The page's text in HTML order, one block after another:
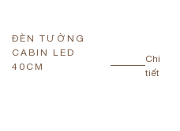
ĐÈN TƯỜNG
CABIN LED
40CM
Chi
tiết